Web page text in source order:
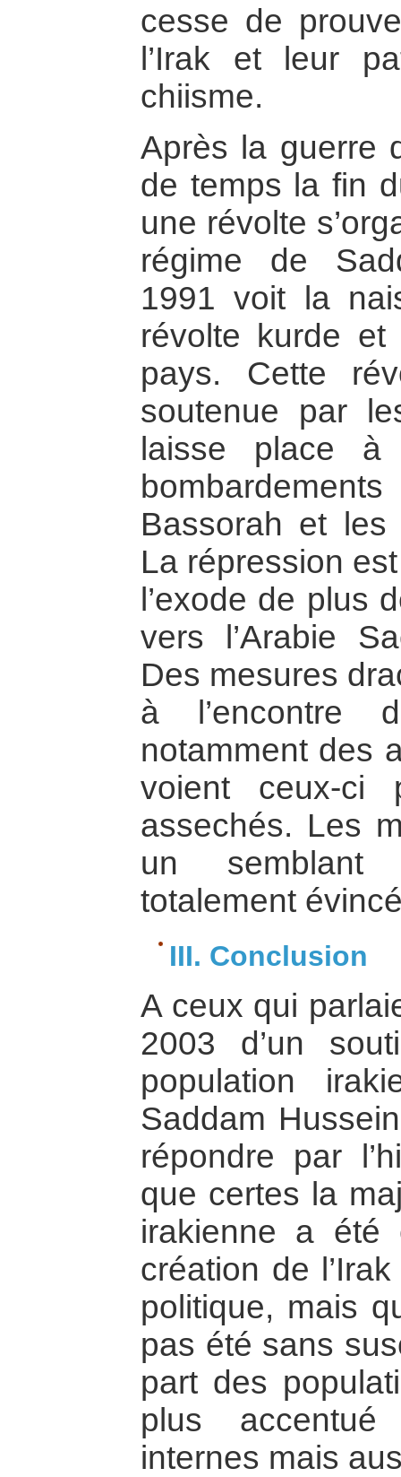
cesse de
l’Irak et leur
chiisme.
Après la guerre
de temps la fin
une révolte
régime de
1991 voit la
révolte kurde
pays. Cette
soutenue par
laisse place à
Bassorah et les
La répression
l’exode de plus
vers l’Arabie
Des mesures
à l’encontre
notamment des
voient ceux-ci
assechés. Les
un
totalement
III. Conclusion
A ceux qui
2003 d’un
population
Saddam
répondre par
que certes la
irakienne a été
création de
politique, mais
pas été sans
part des
plus
internes mais